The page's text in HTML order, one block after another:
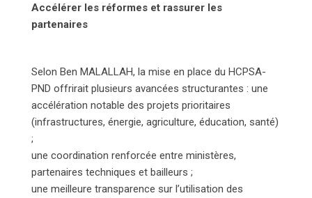
Accélérer les réformes et rassurer les
partenaires
Selon Ben MALALLAH, la mise en place du HCPSA-
PND offrirait plusieurs avancées structurantes : une
accélération notable des projets prioritaires
(infrastructures, énergie, agriculture, éducation, santé)
;
une coordination renforcée entre ministères,
partenaires techniques et bailleurs ;
une meilleure transparence sur l’utilisation des